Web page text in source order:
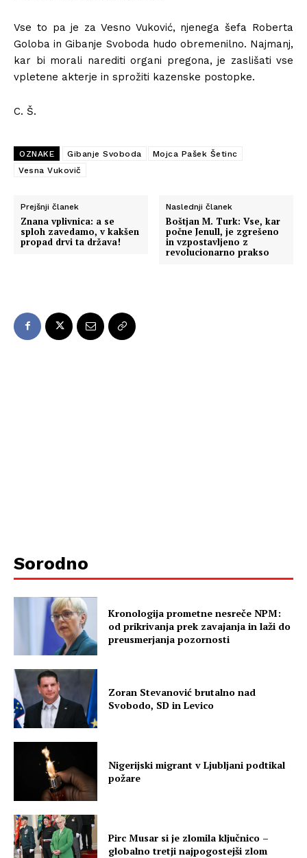
Vse to pa je za Vesno Vuković, njenega šefa Roberta
Goloba in Gibanje Svoboda hudo obremenilno. Najmanj,
kar bi morali narediti organi pregona, je zaslišati vse
vpletene akterje in sprožiti kazenske postopke.
C. Š.
OZNAKE Gibanje Svoboda
Mojca Pašek Šetinc
Vesna Vukovič
Prejšnji članek
Znana vplivnica: a se
sploh zavedamo, v kakšen
propad drvi ta država!
Naslednji članek
Boštjan M. Turk: Vse, kar
počne Jenull, je zgrešeno
in vzpostavljeno z
revolucionarno prakso
Sorodno
Kronologija prometne nesreče NPM:
od prikrivanja prek zavajanja in laži do
preusmerjanja pozornosti
Zoran Stevanović brutalno nad
Svobodo, SD in Levico
Nigerijski migrant v Ljubljani podtikal
požare
Pirc Musar si je zlomila ključnico –
globalno tretji najpogostejši zlom